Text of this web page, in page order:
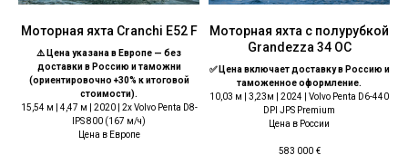
Моторная яхта Cranchi E52 F
⚠️ Цена указана в Европе — без
доставки в Россию и таможни
(ориентировочно +30% к итоговой
стоимости).
15,54 м | 4,47 м | 2020 | 2x Volvo Penta D8-
IPS 800 (167 м/ч)
Цена в Европе
Моторная яхта с полурубкой
Grandezza 34 OC
✅ Цена включает доставку в Россию и
таможенное оформление.
10,03 м | 3,23м | 2024 | Volvo Penta D6-440
DPI JPS Premium
Цена в России
583 000 €